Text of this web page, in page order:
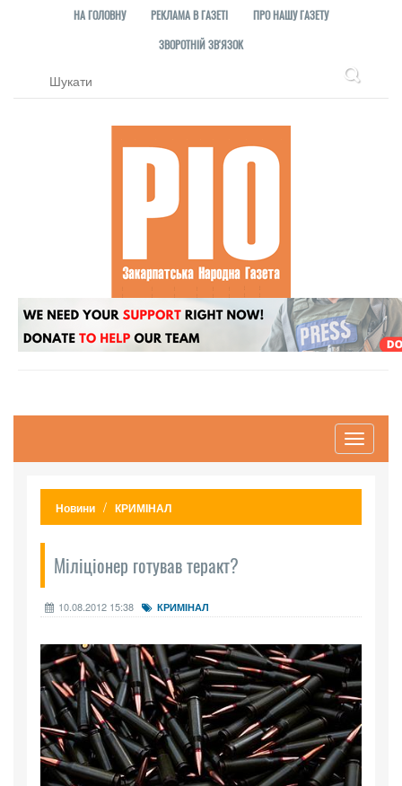
НА ГОЛОВНУ РЕКЛАМА В ГАЗЕТІ
ПРО НАШУ ГАЗЕТУ
ЗВОРОТНІЙ ЗВ'ЯЗОК
Toggle
Новини КРИМІНАЛ
Міліціонер готував теракт?
10.08.2012 15:38 КРИМІНАЛ